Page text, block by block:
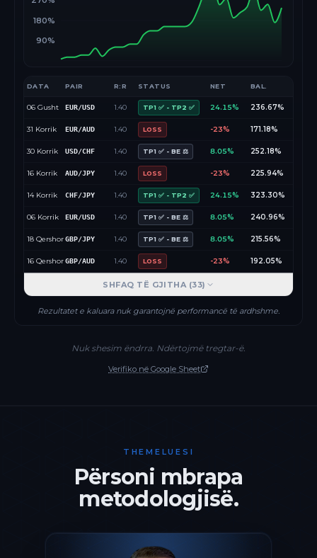
90%
180%
DATA PAIR R:R STATUS NET BAL.
06 Gusht EUR/USD 1.40 TP1 ✅ - TP2 ✅ 24.15% 236.67%
31 Korrik EUR/AUD 1.40 LOSS -23% 171.18%
30 Korrik USD/CHF 1.40 TP1 ✅ - BE ⚖️ 8.05% 252.18%
16 Korrik AUD/JPY 1.40 LOSS -23% 225.94%
14 Korrik CHF/JPY 1.40 TP1 ✅ - TP2 ✅ 24.15% 323.30%
06 Korrik EUR/USD 1.40 TP1 ✅ - BE ⚖️ 8.05% 240.96%
18 QershorGBP/JPY 1.40 TP1 ✅ - BE ⚖️ 8.05% 215.56%
16 QershorGBP/AUD 1.40 LOSS -23% 192.05%
SHFAQ TË GJITHA (33)
Rezultatet e kaluara nuk garantojnë performancë të ardhshme.
Nuk shesim ëndrra. Ndërtojmë tregtar-ë.
Verifiko në Google Sheet
THEMELUESI
Përsoni mbrapa
metodologjisë.